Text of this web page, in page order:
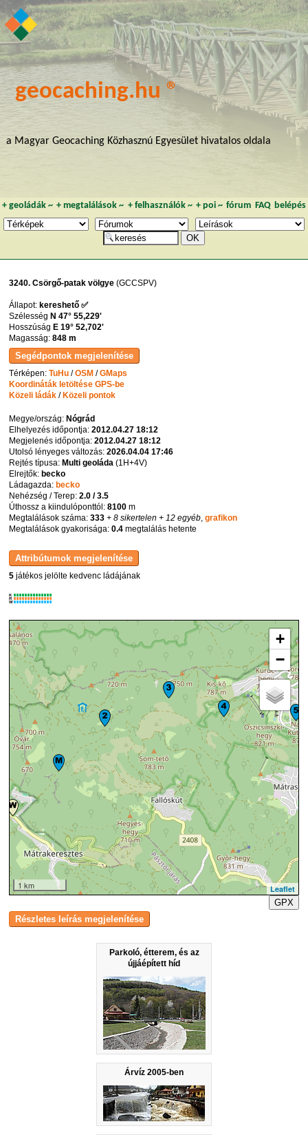
geocaching.hu ®
a Magyar Geocaching Közhasznú Egyesület hivatalos oldala
+ geoládák~ +megtalálások ~ + felhasználók~ + poi~ fórum FAQ belépés
3240. Csörgő-patak völgye (GCCSPV)
Parkoló, étterem, és az
újjáépített híd
Árvíz 2005-ben
Állapot:kereshető ✅
SzélességN 47° 55,229'
HosszúságE 19° 52,702'
Magasság:848 m
Térképen:TuHu /OSM /GMaps
Koordináták letöltése GPS-be
Közeli ládák /Közeli pontok
Megye/ország:Nógrád
Elhelyezés időpontja:2012.04.27 18:12
Megjelenés időpontja:2012.04.27 18:12
Utolsó lényeges változás:2026.04.04 17:46
Rejtés típusa:Multi geoláda (1H+4V)
Elrejtők:becko
Ládagazda:becko
Nehézség / Terep:2.0 / 3.5
Úthossz a kiindulóponttól:8100 m
Megtalálások száma:333 + 8 sikertelen + 12 egyéb ,grafikon
Megtalálások gyakorisága:0.4 megtalálás hetente
5 játékos jelölte kedvenc ládájának
K
R
W
+
−
1 km
Leaflet
GPX